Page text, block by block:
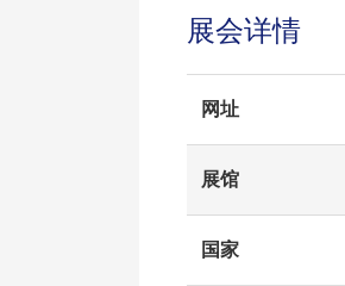
展会详情
网址
展馆
国家